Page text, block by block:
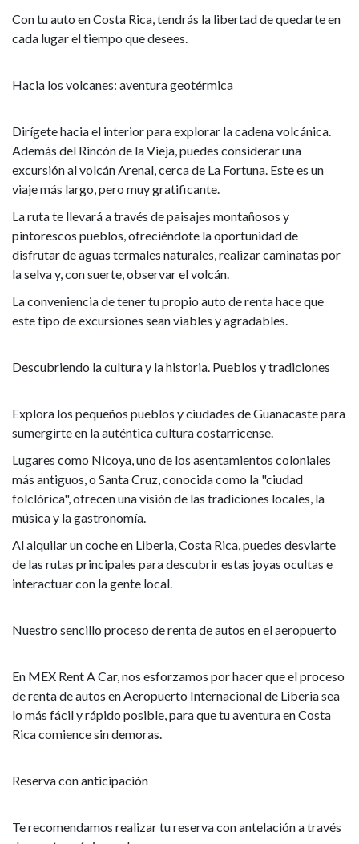
Con tu auto en Costa Rica, tendrás la libertad de quedarte en
cada lugar el tiempo que desees.
Hacia los volcanes: aventura geotérmica
Dirígete hacia el interior para explorar la cadena volcánica.
Además del Rincón de la Vieja, puedes considerar una
excursión al volcán Arenal, cerca de La Fortuna. Este es un
viaje más largo, pero muy gratificante.
La ruta te llevará a través de paisajes montañosos y
pintorescos pueblos, ofreciéndote la oportunidad de
disfrutar de aguas termales naturales, realizar caminatas por
la selva y, con suerte, observar el volcán.
La conveniencia de tener tu propio auto de renta hace que
este tipo de excursiones sean viables y agradables.
Descubriendo la cultura y la historia. Pueblos y tradiciones
Explora los pequeños pueblos y ciudades de Guanacaste para
sumergirte en la auténtica cultura costarricense.
Lugares como Nicoya, uno de los asentamientos coloniales
más antiguos, o Santa Cruz, conocida como la "ciudad
folclórica", ofrecen una visión de las tradiciones locales, la
música y la gastronomía.
Al alquilar un coche en Liberia, Costa Rica, puedes desviarte
de las rutas principales para descubrir estas joyas ocultas e
interactuar con la gente local.
Nuestro sencillo proceso de renta de autos en el aeropuerto
En MEX Rent A Car, nos esforzamos por hacer que el proceso
de renta de autos en Aeropuerto Internacional de Liberia sea
lo más fácil y rápido posible, para que tu aventura en Costa
Rica comience sin demoras.
Reserva con anticipación
Te recomendamos realizar tu reserva con antelación a través